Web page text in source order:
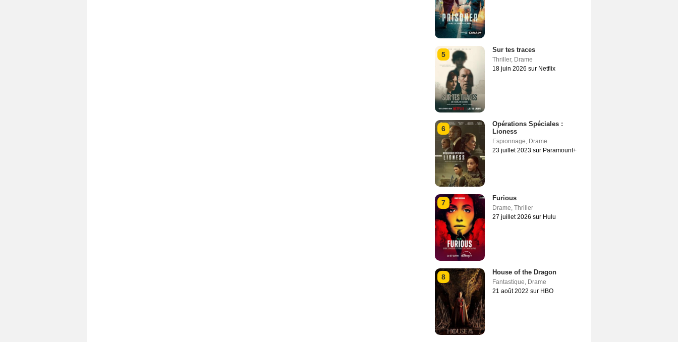
5
Sur tes traces
Thriller, Drame
18 juin 2026 sur Netflix
6
Opérations Spéciales :
Lioness
Espionnage, Drame
23 juillet 2023 sur Paramount+
7
Furious
Drame, Thriller
27 juillet 2026 sur Hulu
8
House of the Dragon
Fantastique, Drame
21 août 2022 sur HBO